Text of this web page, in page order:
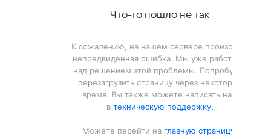
Что-то пошло не так
К сожалению, на нашем сервере произошла
непредвиденная ошибка. Мы уже работаем
над решением этой проблемы. Попробуйте
перезагрузить страницу через некоторое
время. Вы также можете написать нам
втехническую поддержку.
Можете перейти на главную страницу.